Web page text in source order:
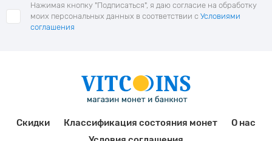
Нажимая кнопку "Подписаться", я даю согласие на обработку
моих персональных данных в соответствии с Условиями
соглашения
Скидки Классификация состояния монет
О нас